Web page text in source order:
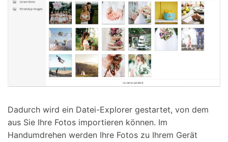
Dadurch wird ein Datei-Explorer gestartet, von dem
aus Sie Ihre Fotos importieren können. Im
Handumdrehen werden Ihre Fotos zu Ihrem Gerät